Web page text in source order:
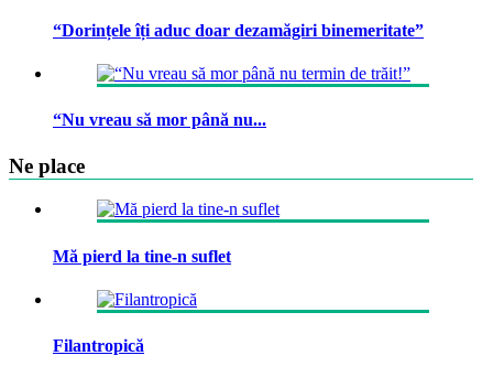
“Dorințele îți aduc doar dezamăgiri binemeritate”
“Nu vreau să mor până nu...
Ne place
Mă pierd la tine-n suflet
Filantropică